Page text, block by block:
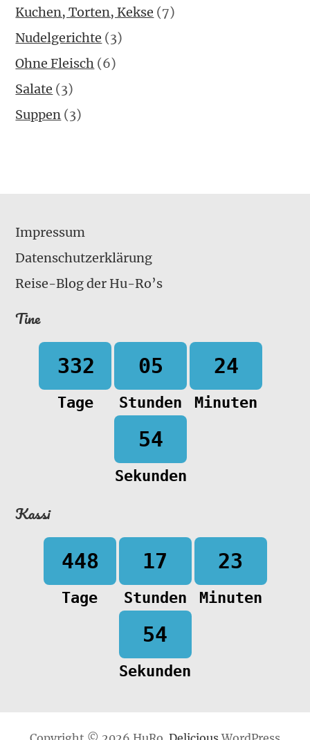
Kuchen, Torten, Kekse (7)
Nudelgerichte (3)
Ohne Fleisch (6)
Salate (3)
Suppen (3)
Impressum
Datenschutzerklärung
Reise-Blog der Hu-Ro’s
Tine
332
Tage
05
Stunden
24
Minuten
54
Sekunden
Kassi
448
Tage
17
Stunden
23
Minuten
54
Sekunden